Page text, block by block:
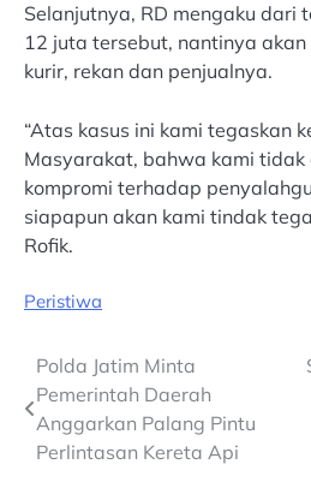
Selanjutnya, RD mengaku dari
12 juta tersebut, nantinya
kurir, rekan dan penjualnya.
“Atas kasus ini kami tegaskan
Masyarakat, bahwa kami tidak
kompromi terhadap
siapapun akan kami tindak
Rofik.
Peristiwa
Post
navigation
Polda Jatim Minta
Pemerintah Daerah
Anggarkan Palang Pintu
Perlintasan Kereta Api